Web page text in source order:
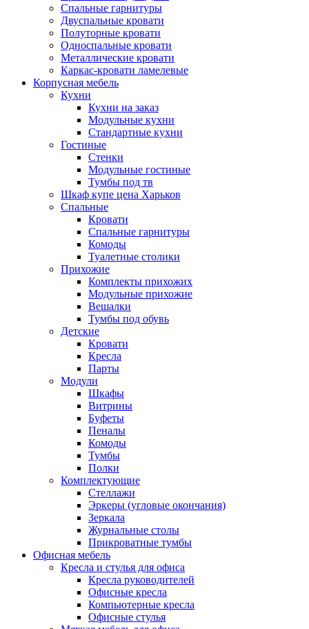
Спальные гарнитуры
Двуспальные кровати
Полуторные кровати
Односпальные кровати
Металлические кровати
Каркас-кровати ламелевые
Корпусная мебель
Кухни
Кухни на заказ
Модульные кухни
Стандартные кухни
Гостиные
Стенки
Модульные гостиные
Тумбы под тв
Шкаф купе цена Харьков
Спальные
Кровати
Спальные гарнитуры
Комоды
Туалетные столики
Прихожие
Комплекты прихожих
Модульные прихожие
Вешалки
Тумбы под обувь
Детские
Кровати
Кресла
Парты
Модули
Шкафы
Витрины
Буфеты
Пеналы
Комоды
Тумбы
Полки
Комплектующие
Стеллажи
Эркеры (угловые окончания)
Зеркала
Журнальные столы
Прикроватные тумбы
Офисная мебель
Кресла и стулья для офиса
Кресла руководителей
Офисные кресла
Компьютерные кресла
Офисные стулья